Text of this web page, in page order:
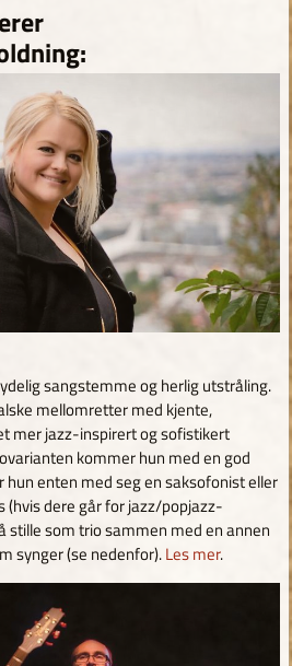
sangstemme og herlig utstråling.
mellomretter med kjente,
mer jazz-inspirert og sofistikert
kommer hun med en god
hun enten med seg en saksofonist eller
(hvis dere går for jazz/popjazz-
stille som trio sammen med en annen
synger (se nedenfor).Les mer.